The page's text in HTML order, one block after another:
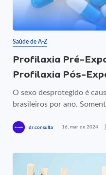
Saúde de A-Z
Profilaxia Pré-
Profilaxia Pós-
O sexo desprotegido é
brasileiros por ano.
dr.consulta 16, mar de 2024